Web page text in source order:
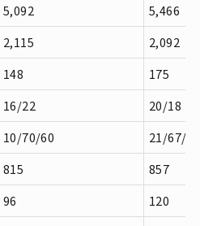
5,092
5,466
2,115
2,092
148
175
16/22
20/18
10/70/60
21/67/41
815
857
96
120